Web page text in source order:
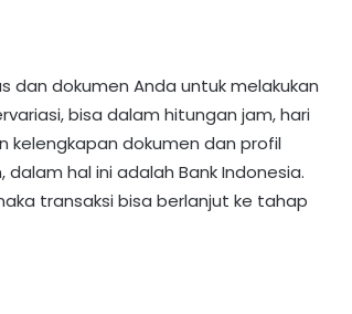
dan dokumen Anda untuk melakukan
bisa dalam hitungan jam, hari
kelengkapan dokumen dan profil
hal ini adalah Bank Indonesia.
transaksi bisa berlanjut ke tahap